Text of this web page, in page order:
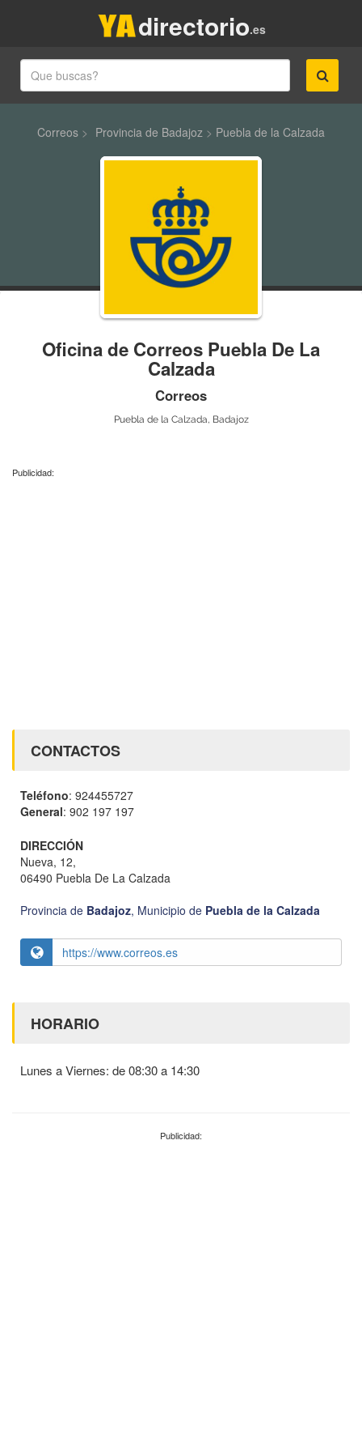
.es
directorio
Correos > Provincia de Badajoz > Puebla de la Calzada
Oficina de Correos Puebla De La
Calzada
Correos
Puebla de la Calzada, Badajoz
Publicidad:
CONTACTOS
Teléfono: 924455727
General: 902 197 197
DIRECCIÓN
Nueva, 12,
06490 Puebla De La Calzada
Provincia de Badajoz, Municipio de Puebla de la Calzada
https://www.correos.es
HORARIO
Lunes a Viernes: de 08:30 a 14:30
Publicidad: